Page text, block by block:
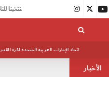
اتحاد الإمارات العربية المتحدة لكرة القدم
الأخبار